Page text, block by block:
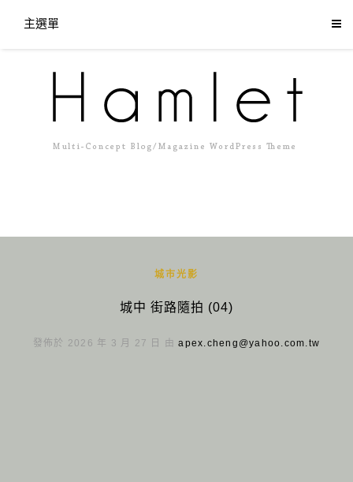
主選單
城市光影
城中 街路隨拍 (04)
發佈於 2026 年 3 月 27 日 由apex.cheng@yahoo.com.tw